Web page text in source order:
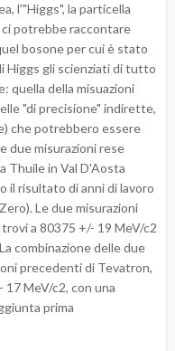
l'"Higgs", la particella
ci potrebbe raccontare
bosone per cui è stato
Higgs gli scienziati di tutto
quella della misuazioni
"di precisione" indirette,
che potrebbero essere
due misurazioni rese
Thuile in Val D'Aosta
il risultato di anni di lavoro
Le due misurazioni
a 80375 +/- 19 MeV/c2
combinazione delle due
precedenti di Tevatron,
MeV/c2, con una
prima